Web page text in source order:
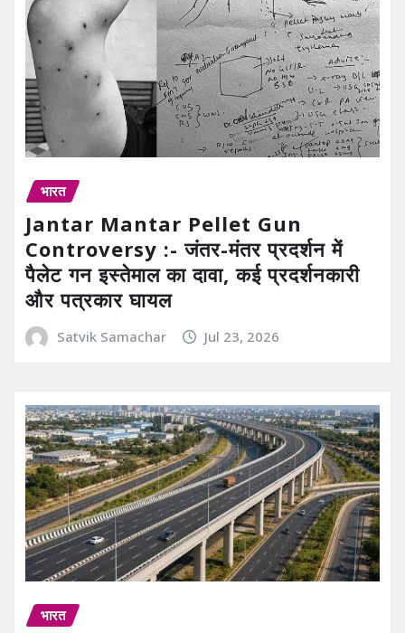
भारत
Jantar Mantar Pellet Gun
Controversy :- जंतर-मंतर प्रदर्शन में
पैलेट गन इस्तेमाल का दावा, कई प्रदर्शनकारी
और पत्रकार घायल
Satvik Samachar Jul 23, 2026
भारत